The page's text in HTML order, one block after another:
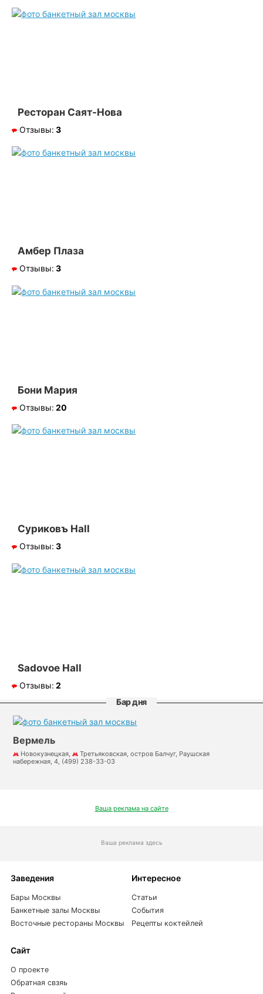
Ресторан Саят-Нова
Отзывы: 3
Амбер Плаза
Отзывы: 3
Бони Мария
Отзывы: 20
Суриковъ Hall
Отзывы: 3
Sadovoe Hall
Отзывы: 2
Бар дня
Вермель
Новокузнецкая,
Третьяковская, остров Балчуг, Раушская
набережная, 4, (499) 238-33-03
Ваша реклама на сайте
Ваша реклама здесь
Заведения
Бары Москвы
Банкетные залы Москвы
Восточные рестораны Москвы
Интересное
Статьи
События
Рецепты коктейлей
Сайт
О проекте
Обратная свзяь